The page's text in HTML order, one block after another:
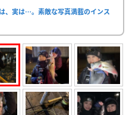
、実は…。素敵な写真満載のインス